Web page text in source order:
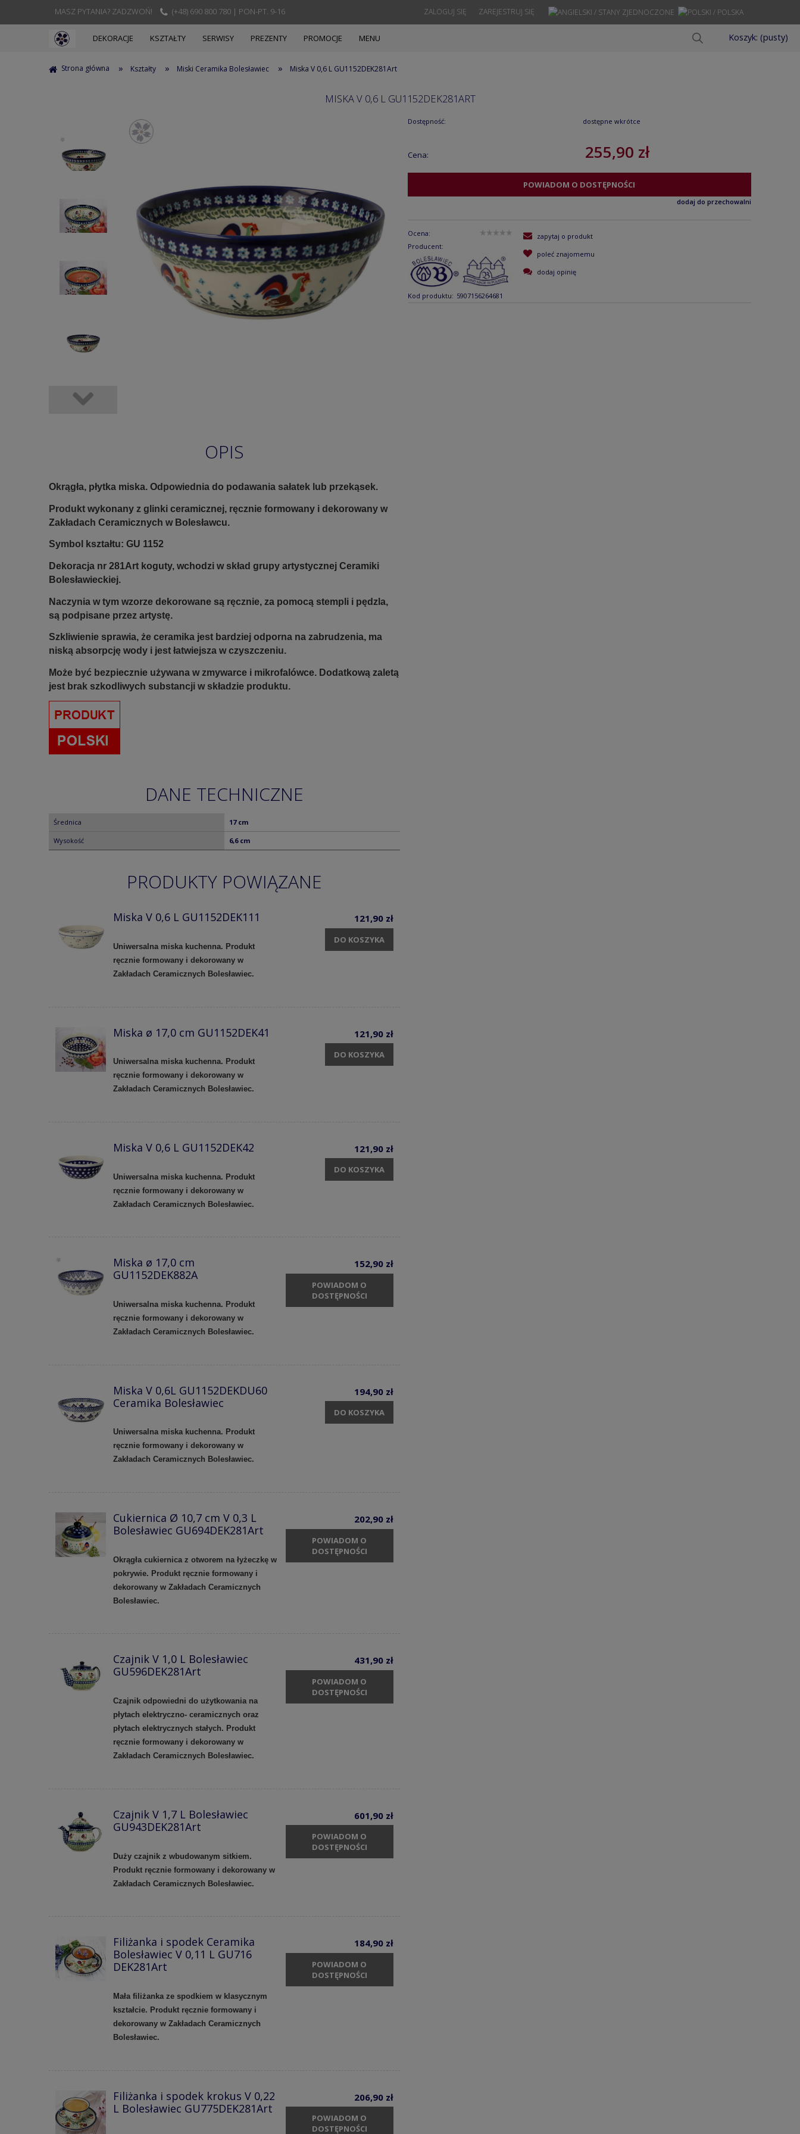
MASZ PYTANIA? ZADZWOŃ! (+48) 690 800 780 | PON-PT. 9-16 ZAREJESTRUJ SIĘ
ZALOGUJ SIĘ
Koszyk: (pusty)
DEKORACJE KSZTAŁTY SERWISY PREZENTY PROMOCJE MENU
Strona główna » Kształty » Miski Ceramika Bolesławiec » Miska V 0,6 L GU1152DEK281Art
MISKA V 0,6 L GU1152DEK281ART
Dostępność: dostępne wkrótce
Cena: 255,90 zł
POWIADOM O DOSTĘPNOŚCI
dodaj do przechowalni
Ocena:
Producent:
Kod produktu: 5907156264681
zapytaj o produkt
poleć znajomemu
dodaj opinię
OPIS
Okrągła, płytka miska. Odpowiednia do podawania sałatek lub przekąsek.
Produkt wykonany z glinki ceramicznej, ręcznie formowany i dekorowany w
Zakładach Ceramicznych w Bolesławcu.
Symbol kształtu: GU 1152
Dekoracja nr 281Art koguty, wchodzi w skład grupy artystycznej Ceramiki
Bolesławieckiej.
Naczynia w tym wzorze dekorowane są ręcznie, za pomocą stempli i pędzla,
są podpisane przez artystę.
Szkliwienie sprawia, że ceramika jest bardziej odporna na zabrudzenia, ma
niską absorpcję wody i jest łatwiejsza w czyszczeniu.
Może być bezpiecznie używana w zmywarce i mikrofalówce. Dodatkową zaletą
jest brak szkodliwych substancji w składzie produktu.
DANE TECHNICZNE
Średnica 17 cm
Wysokość 6,6 cm
PRODUKTY POWIĄZANE
Miska V 0,6 L GU1152DEK111
Uniwersalna miska kuchenna. Produkt
ręcznie formowany i dekorowany w
Zakładach Ceramicznych Bolesławiec.
121,90 zł
DO KOSZYKA
Miska ø 17,0 cm GU1152DEK41
Uniwersalna miska kuchenna. Produkt
ręcznie formowany i dekorowany w
Zakładach Ceramicznych Bolesławiec.
121,90 zł
DO KOSZYKA
Miska V 0,6 L GU1152DEK42
Uniwersalna miska kuchenna. Produkt
ręcznie formowany i dekorowany w
Zakładach Ceramicznych Bolesławiec.
121,90 zł
DO KOSZYKA
Miska ø 17,0 cm
GU1152DEK882A
Uniwersalna miska kuchenna. Produkt
ręcznie formowany i dekorowany w
Zakładach Ceramicznych Bolesławiec.
152,90 zł
POWIADOM O
DOSTĘPNOŚCI
Miska V 0,6L GU1152DEKDU60
Ceramika Bolesławiec
Uniwersalna miska kuchenna. Produkt
ręcznie formowany i dekorowany w
Zakładach Ceramicznych Bolesławiec.
194,90 zł
DO KOSZYKA
Cukiernica Ø 10,7 cm V 0,3 L
Bolesławiec GU694DEK281Art
Okrągła cukiernica z otworem na łyżeczkę w
pokrywie. Produkt ręcznie formowany i
dekorowany w Zakładach Ceramicznych
Bolesławiec.
202,90 zł
POWIADOM O
DOSTĘPNOŚCI
Czajnik V 1,0 L Bolesławiec
GU596DEK281Art
Czajnik odpowiedni do użytkowania na
płytach elektryczno- ceramicznych oraz
płytach elektrycznych stałych. Produkt
ręcznie formowany i dekorowany w
Zakładach Ceramicznych Bolesławiec.
431,90 zł
POWIADOM O
DOSTĘPNOŚCI
Czajnik V 1,7 L Bolesławiec
GU943DEK281Art
Duży czajnik z wbudowanym sitkiem.
Produkt ręcznie formowany i dekorowany w
Zakładach Ceramicznych Bolesławiec.
601,90 zł
POWIADOM O
DOSTĘPNOŚCI
Filiżanka i spodek Ceramika
Bolesławiec V 0,11 L GU716
DEK281Art
Mała filiżanka ze spodkiem w klasycznym
kształcie. Produkt ręcznie formowany i
dekorowany w Zakładach Ceramicznych
Bolesławiec.
184,90 zł
POWIADOM O
DOSTĘPNOŚCI
Filiżanka i spodek krokus V 0,22
L Bolesławiec GU775DEK281Art
206,90 zł
POWIADOM O
DOSTĘPNOŚCI